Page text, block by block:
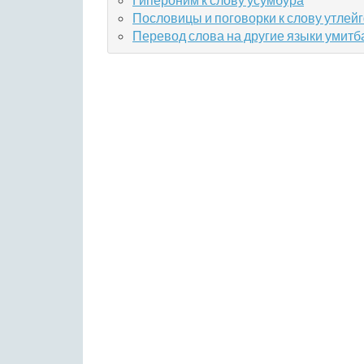
Пословицы и поговорки к слову
Перевод слова на другие языки